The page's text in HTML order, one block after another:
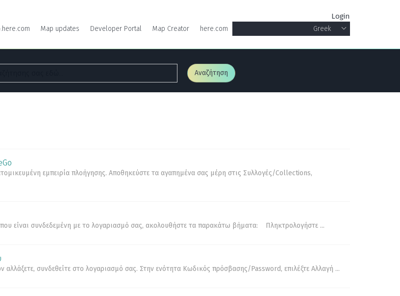
Login
Map updates Developer Portal Map Creator here.com Greek
Αναζήτηση
εμπειρία πλοήγησης. Αποθηκεύστε τα αγαπημένα σας μέρη στις Συλλογές/Collections,
που είναι συνδεδεμένη με το λογαριασμό σας, ακολουθήστε τα παρακάτω βήματα: Πληκτρολογήστε ...
αλλάξετε, συνδεθείτε στο λογαριασμό σας. Στην ενότητα Κωδικός πρόσβασης/Password, επιλέξτε Αλλαγή ...